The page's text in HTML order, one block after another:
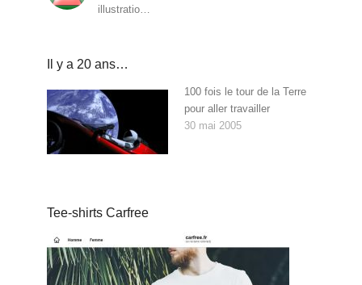
illustratio…
Il y a 20 ans…
100 fois le tour de la Terre
pour aller travailler
30 mai 2005
Tee-shirts Carfree